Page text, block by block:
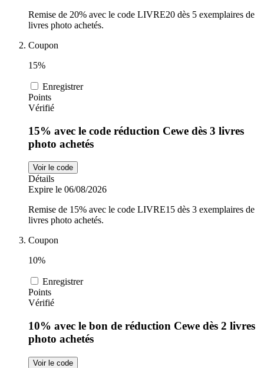
Remise de 20% avec le code LIVRE20 dès 5 exemplaires de
livres photo achetés.
Coupon
15%
Enregistrer
Points
Vérifié
15% avec le code réduction Cewe dès 3 livres
photo achetés
Voir le code
Détails
Expire le 06/08/2026
Remise de 15% avec le code LIVRE15 dès 3 exemplaires de
livres photo achetés.
Coupon
10%
Enregistrer
Points
Vérifié
10% avec le bon de réduction Cewe dès 2 livres
photo achetés
Voir le code